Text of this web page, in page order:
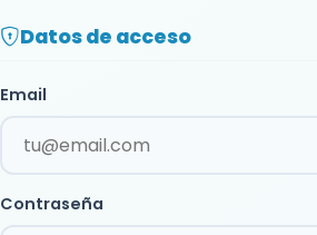
Datos de acceso
Email
Contraseña